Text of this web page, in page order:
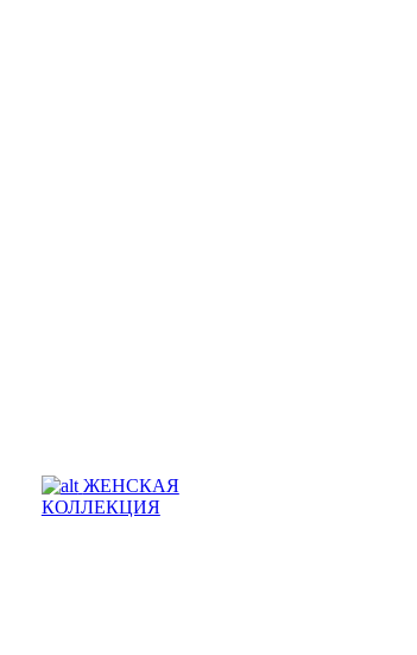
ЖЕНСКАЯ
КОЛЛЕКЦИЯ